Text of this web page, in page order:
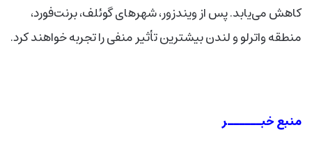
کاهش می‌یابد. پس از ویندزور، شهرهای گوئلف، برنت‌فورد،
منطقه‌ واترلو و لندن بیشترین تأثیر منفی را تجربه خواهند کرد.
منبع خبــــــر